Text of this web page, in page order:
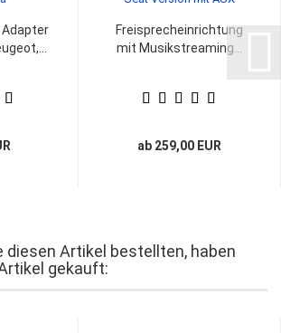
Freisprecheinrichtung
mit Musikstreaming...
ab 259,00 EUR
diesen Artikel bestellten, haben
gekauft: